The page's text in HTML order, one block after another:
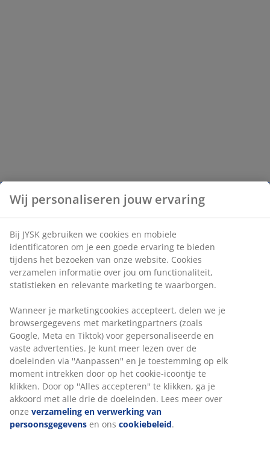
Wij personaliseren jouw ervaring
Bij JYSK gebruiken we cookies en mobiele
identificatoren om je een goede ervaring te bieden
tijdens het bezoeken van onze website. Cookies
verzamelen informatie over jou om functionaliteit,
statistieken en relevante marketing te waarborgen.
Wanneer je marketingcookies accepteert, delen we je
browsergegevens met marketingpartners (zoals
Google, Meta en Tiktok) voor gepersonaliseerde en
vaste advertenties. Je kunt meer lezen over de
doeleinden via ''Aanpassen'' en je toestemming op elk
moment intrekken door op het cookie-icoontje te
klikken. Door op ''Alles accepteren'' te klikken, ga je
akkoord met alle drie de doeleinden. Lees meer over
onze verzameling en verwerking van
persoonsgegevens en ons cookiebeleid.